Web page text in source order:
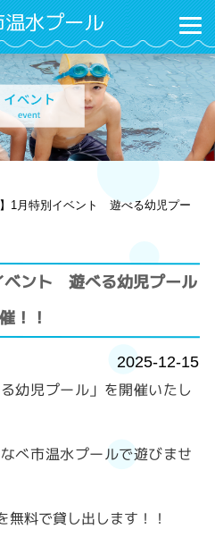
水プール
】1月特別イベント 遊べる幼児プー
ベント 遊べる幼児プール
！！
2025-12-15
幼児プール」を開催いたし
べ市温水プールで遊びませ
料で貸し出します！！